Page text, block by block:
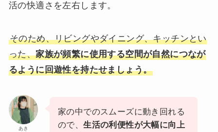
活の快適さを左右します。
そのため、リビングやダイニング、キッチンとい
った、家族が頻繁に使用する空間が自然につなが
るように回遊性を持たせましょう。
あき
家の中でのスムーズに動き回れる
ので、生活の利便性が大幅に向上